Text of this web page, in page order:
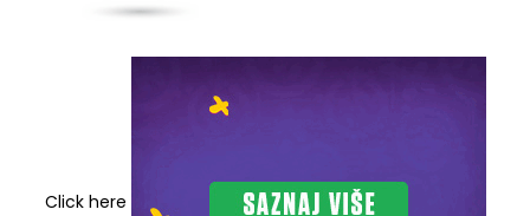
Click here